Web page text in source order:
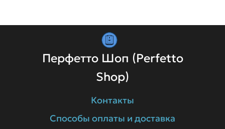
Перфетто Шоп (Perfetto
Shop)
Контакты
Способы оплаты и доставка